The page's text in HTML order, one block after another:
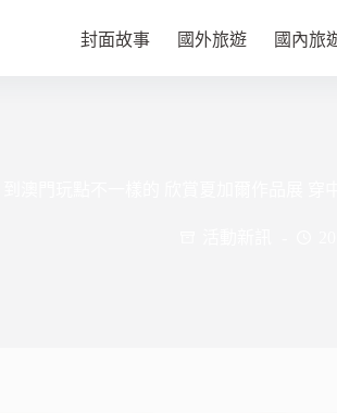
封面故事 國外旅遊 國內旅